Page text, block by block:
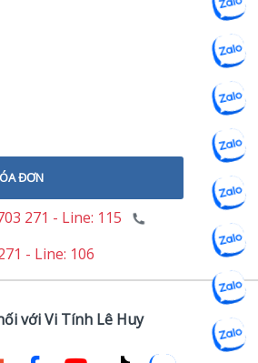
ĐƠN
271 - Line: 115
- Line: 106
với Vi Tính Lê Huy